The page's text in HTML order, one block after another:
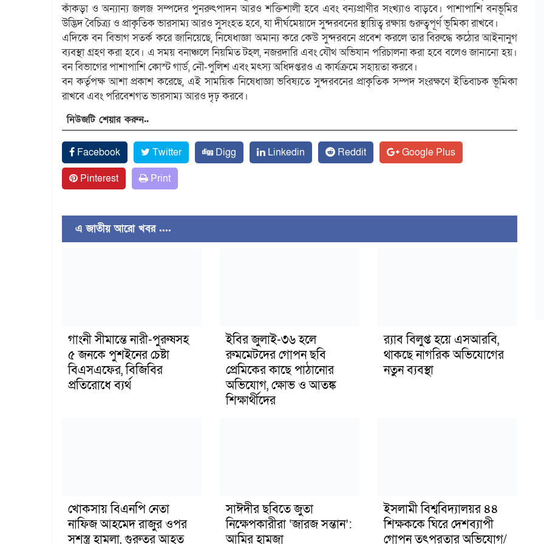
কাঁকড়া ও অন্যান্য জলজ সম্পদের পুনরুৎপাদন আরও শক্তিশালী হবে এবং বন্যপ্রাণীর সংখ্যাও বাড়বে। পাশাপাশি বনভূমির
উদ্ভিদ বৈচিত্র্য ও প্রাকৃতিক ভারসাম্য আরও সুসংহত হবে, যা দীর্ঘমেয়াদে সুন্দরবনের স্থায়িত্ব রক্ষায় গুরুত্বপূর্ণ ভূমিকা রাখবে।
এদিকে বন বিভাগ সতর্ক করে জানিয়েছে, নিষেধাজ্ঞা অমান্য করে কেউ সুন্দরবনে প্রবেশ করলে তার বিরুদ্ধে কঠোর আইনানুগ
ব্যবস্থা গ্রহণ করা হবে। এ সময় বনাঞ্চলে নিয়মিত টহল, নজরদারি এবং যৌথ অভিযান পরিচালনা করা হবে বলেও জানানো হয়।
বন বিভাগের পাশাপাশি কোস্ট গার্ড, নৌ-পুলিশ এবং মৎস্য অধিদপ্তরও এ কার্যক্রমে সহায়তা করবে।
বন কর্তৃপক্ষ আশা প্রকাশ করেছে, এই সাময়িক নিষেধাজ্ঞা ভবিষ্যতে সুন্দরবনের প্রাকৃতিক সম্পদ সংরক্ষণে ইতিবাচক ভূমিকা
রাখবে এবং পরিবেশগত ভারসাম্য আরও দৃঢ় করবে।
নিউজটি শেয়ার করুন..
Facebook Twitter Digg Linkedin Reddit
Google Plus
Pinterest
Print
এ জাতীয় আরো খবর ....
গাংনী সীমান্তে নারী-পুরুষসহ
৫ জনকে পুশইনের চেষ্টা
বিএসএফের, বিজিবির
প্রতিরোধে ব্যর্থ
ইবির জুলাই-৩৬ হলে
রুমমেটদের গোপন ছবি
প্রেমিকের কাছে পাঠানোর
অভিযোগ, ক্ষোভ ও আতঙ্ক
শিক্ষার্থীদের
র‍্যাব বিলুপ্ত হয়ে এসআরবি,
থাকছে নাগরিক অভিযোগের
নতুন ব্যবস্থা
খোকসায় বিএনপি নেতা
নাফিজ আহমেদ রাজুর ওপর
সশস্ত্র হামলা, গুরুতর আহত
সাঈদীর ছবিতে জুতা
নিক্ষেপকারীরা ‘জারজ সন্তান’:
আমির হামজা
ইসলামী বিশ্ববিদ্যালয়র ৪৪
শিক্ষককে ঘিরে দেশব্যাপী
গোপন তৎপরতার অভিযোগ/